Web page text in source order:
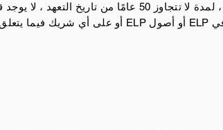
جزر كايمان بأنه ، لمدة لا تتجاوز 50